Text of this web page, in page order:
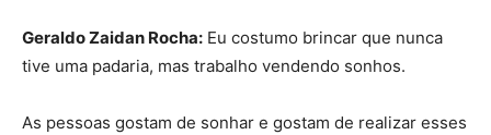
Geraldo Zaidan Rocha: Eu costumo brincar que nunca
tive uma padaria, mas trabalho vendendo sonhos.
As pessoas gostam de sonhar e gostam de realizar esses